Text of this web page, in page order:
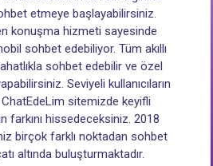
etmeye başlayabilirsiniz.
konuşma hizmeti sayesinde
sohbet edebiliyor. Tüm akıllı
sohbet edebilir ve özel
Seviyeli kullanıcıların
sitemizde keyifli
farkını hissedeceksiniz. 2018
birçok farklı noktadan sohbet
altında buluşturmaktadır.